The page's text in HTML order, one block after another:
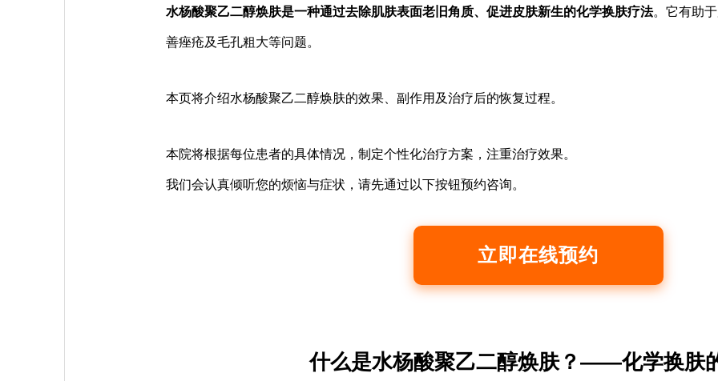
水杨酸聚乙二醇焕肤是一种通过去除肌肤表面老旧角质、促进皮肤新生的化学换肤疗法。它有助
善痤疮及毛孔粗大等问题。
本页将介绍水杨酸聚乙二醇焕肤的效果、副作用及治疗后的恢复过程。
本院将根据每位患者的具体情况，制定个性化治疗方案，注重治疗效果。
我们会认真倾听您的烦恼与症状，请先通过以下按钮预约咨询。
立即在线预约
什么是水杨酸聚乙二醇焕肤？——化学换肤